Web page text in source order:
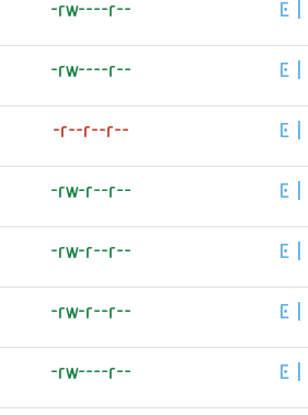
-rw----r-- E
-rw----r-- E
-r--r--r-- E
-rw-r--r-- E
-rw-r--r-- E
-rw-r--r-- E
-rw----r-- E